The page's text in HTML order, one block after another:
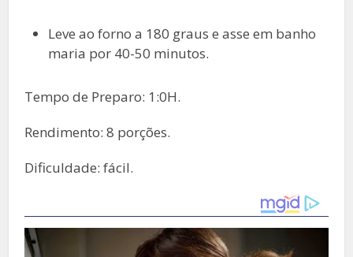
Leve ao forno a 180 graus e asse em banho
maria por 40-50 minutos.
Tempo de Preparo: 1:0H.
Rendimento: 8 porções.
Dificuldade: fácil.